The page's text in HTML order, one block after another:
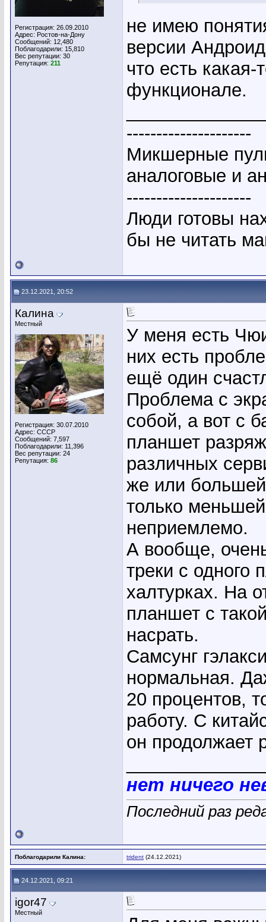
Регистрация: 26.09.2010
Адрес: Ростов-на-Дону
Сообщений: 12,480
Поблагодарили: 15,810
Вес репутации: 30
Репутация: 211
не имею
версии
что есть
функционале.
---------------------
Микшерные
аналоговые и
---------------------
Люди готовы
бы не читать
23.12.2021, 20:52
Калина
Местный
Регистрация: 30.07.2010
Адрес: СССР
Сообщений: 7,597
Поблагодарили: 11,396
Вес репутации: 24
Репутация: 86
У меня есть
них есть
ещё один
Проблема с
собой, а вот с
планшет
различных
же или
только
неприемлемо.
А вообще,
треки с одного
халтурках. На
планшет с
насрать.
Самсунг
нормальная.
20 процентов,
работу. С
он продолжает
нет ничего
Последний раз
Поблагодарили Калина: trident (24.12.2021)
24.12.2021, 09:21
igor47
Местный